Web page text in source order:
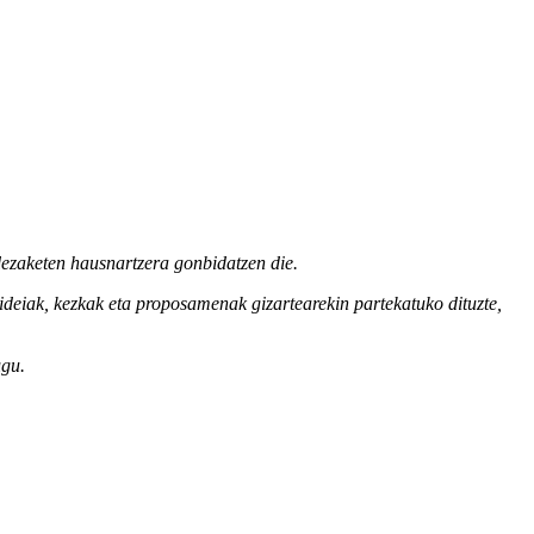
ezaketen hausnartzera gonbidatzen die.
ideiak, kezkaketa proposamenakgizartearekin partekatuko dituzte
.